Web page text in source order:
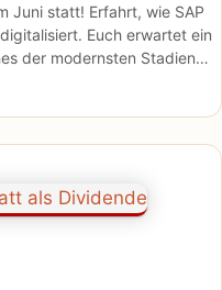
Juni statt! Erfahrt, wie SAP
Euch erwartet ein
der modernsten Stadien